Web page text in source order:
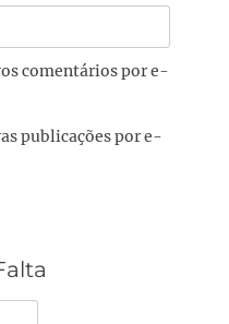
comentários por e-
publicações por e-